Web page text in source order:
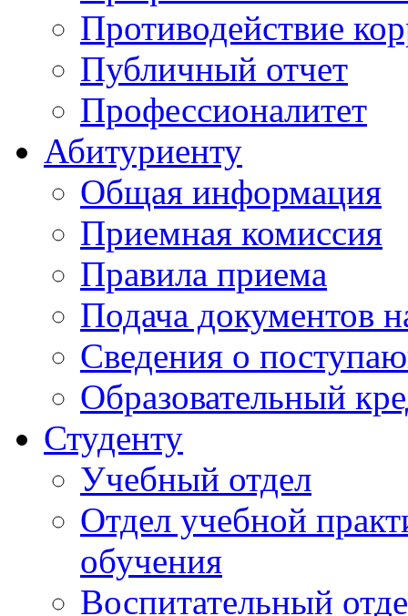
Противодействие
Публичный отчет
Профессионалитет
Абитуриенту
Общая информация
Приемная комиссия
Правила приема
Подача документов
Сведения о
Образовательный
Студенту
Учебный отдел
Отдел учебной
обучения
Воспитательный